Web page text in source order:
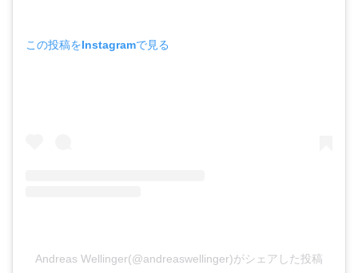
この投稿をInstagramで見る
Andreas Wellinger(@andreaswellinger)がシェアした投稿